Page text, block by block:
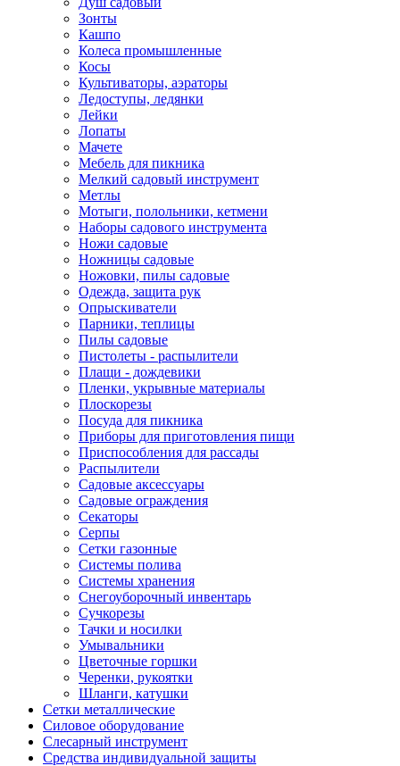
Зонты
Кашпо
Колеса промышленные
Косы
Культиваторы, аэраторы
Ледоступы, ледянки
Лейки
Лопаты
Мачете
Мебель для пикника
Мелкий садовый инструмент
Метлы
Мотыги, полольники, кетмени
Наборы садового инструмента
Ножи садовые
Ножницы садовые
Ножовки, пилы садовые
Одежда, защита рук
Опрыскиватели
Парники, теплицы
Пилы садовые
Пистолеты - распылители
Плащи - дождевики
Пленки, укрывные материалы
Плоскорезы
Посуда для пикника
Приборы для приготовления пищи
Приспособления для рассады
Распылители
Садовые аксессуары
Садовые ограждения
Секаторы
Серпы
Сетки газонные
Системы полива
Системы хранения
Снегоуборочный инвентарь
Сучкорезы
Тачки и носилки
Умывальники
Цветочные горшки
Черенки, рукоятки
Шланги, катушки
Сетки металлические
Силовое оборудование
Слесарный инструмент
Средства индивидуальной защиты